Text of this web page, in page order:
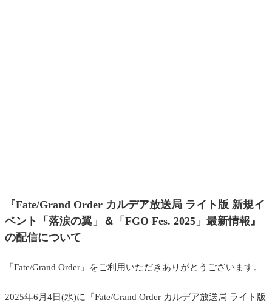
『Fate/Grand Order カルデア放送局 ライト版 新規イ
ベント「落涙の翼」＆「FGO Fes. 2025」最新情報』
の配信について
「Fate/Grand Order」をご利用いただきありがとうございます。
2025年6月4日(水)に『Fate/Grand Order カルデア放送局 ライト版